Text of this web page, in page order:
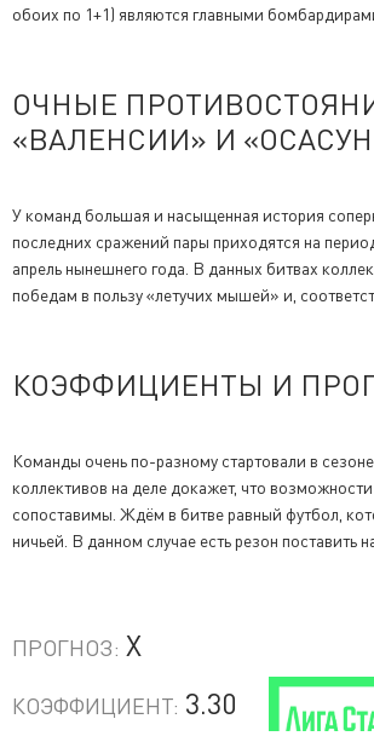
обоих по 1+1) являются главными
ОЧНЫЕ
«ВАЛЕНСИИ» И
У команд большая и насыщенная история
последних сражений пары приходятся на
апрель нынешнего года. В данных битвах
победам в пользу «летучих мышей» и,
КОЭФФИЦИЕНТЫ И
Команды очень по-разному стартовали в
коллективов на деле докажет, что
сопоставимы. Ждём в битве равный футбол,
ничьей. В данном случае есть резон поставить
ПРОГНОЗ: X
КОЭФФИЦИЕНТ: 3.30